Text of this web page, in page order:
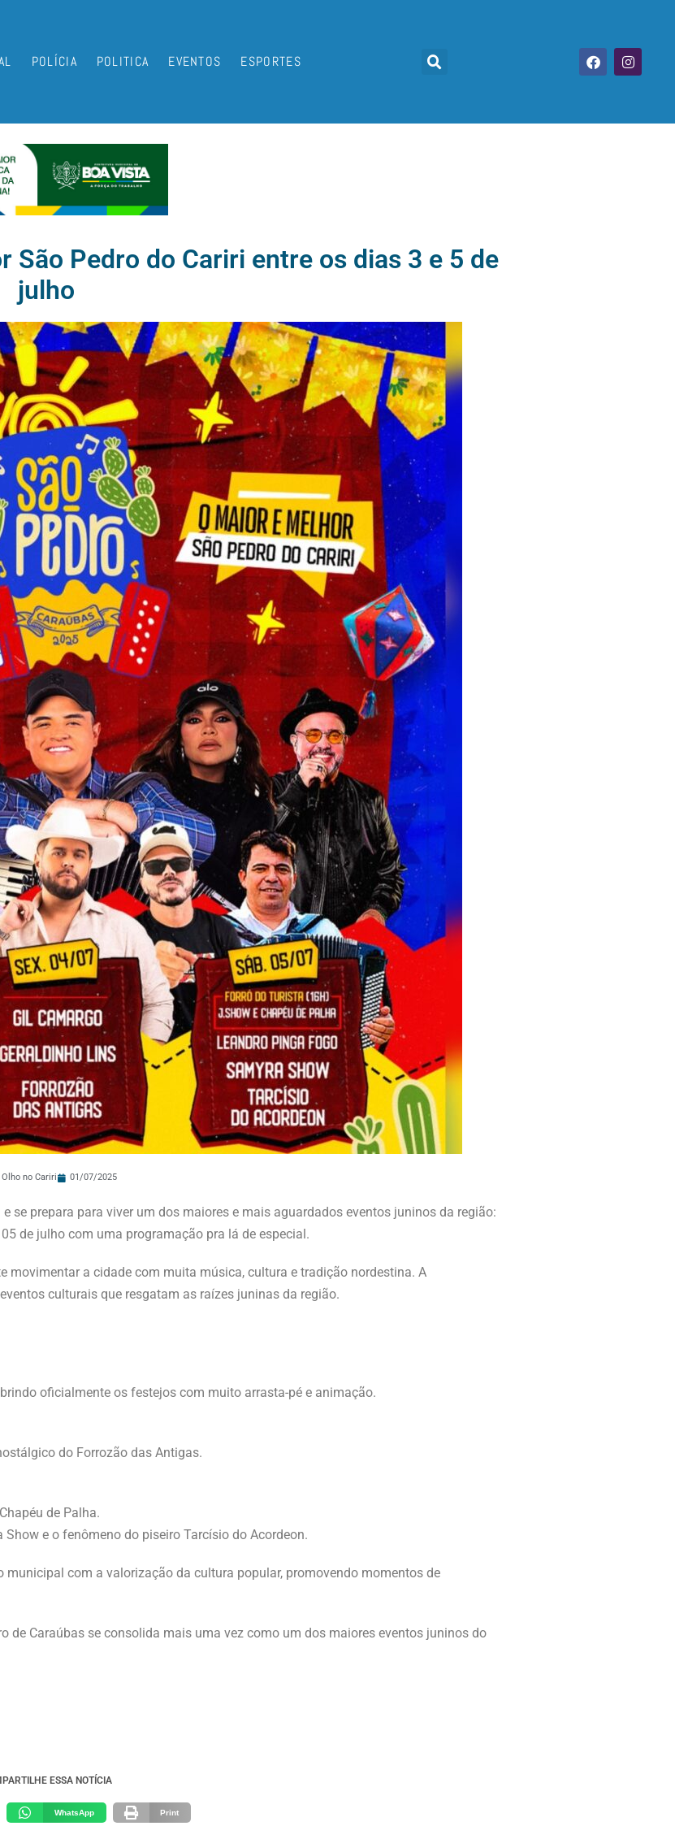
POLÍCIA POLITICA EVENTOS ESPORTES
São Pedro do Cariri entre os dias 3 e 5 de
julho
Olho no Cariri 01/07/2025
se prepara para viver um dos maiores e mais aguardados eventos juninos da região:
de julho com uma programação pra lá de especial.
movimentar a cidade com muita música, cultura e tradição nordestina. A
culturais que resgatam as raízes juninas da região.
oficialmente os festejos com muito arrasta-pé e animação.
do Forrozão das Antigas.
de Palha.
e o fenômeno do piseiro Tarcísio do Acordeon.
com a valorização da cultura popular, promovendo momentos de
de Caraúbas se consolida mais uma vez como um dos maiores eventos juninos do
ESSA NOTÍCIA
WhatsApp Print